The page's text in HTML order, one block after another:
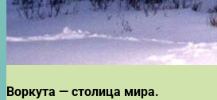
Воркута — столица мира.